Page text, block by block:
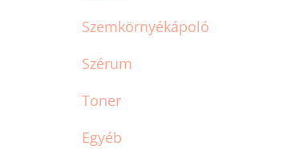
Szemkörnyékápoló
Szérum
Toner
Egyéb